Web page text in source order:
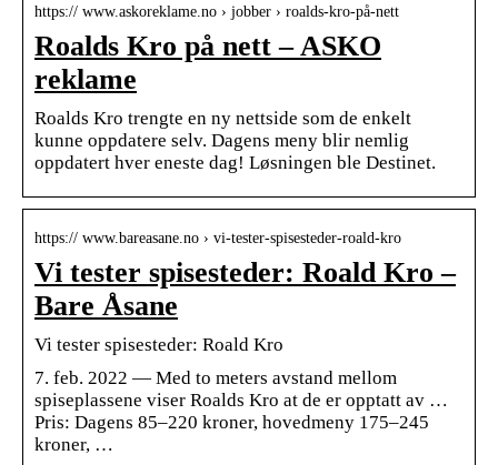
https:// www.askoreklame.no › jobber › roalds-kro-på-nett
Roalds Kro på nett – ASKO
reklame
Roalds Kro trengte en ny nettside som de enkelt
kunne oppdatere selv. Dagens meny blir nemlig
oppdatert hver eneste dag! Løsningen ble Destinet.
https:// www.bareasane.no › vi-tester-spisesteder-roald-kro
Vi tester spisesteder: Roald Kro –
Bare Åsane
Vi tester spisesteder: Roald Kro
7. feb. 2022 — Med to meters avstand mellom
spiseplassene viser Roalds Kro at de er opptatt av …
Pris: Dagens 85–220 kroner, hovedmeny 175–245
kroner, …